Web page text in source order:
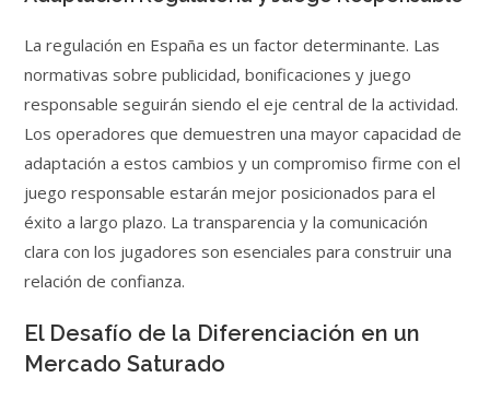
La regulación en España es un factor determinante. Las
normativas sobre publicidad, bonificaciones y juego
responsable seguirán siendo el eje central de la actividad.
Los operadores que demuestren una mayor capacidad de
adaptación a estos cambios y un compromiso firme con el
juego responsable estarán mejor posicionados para el
éxito a largo plazo. La transparencia y la comunicación
clara con los jugadores son esenciales para construir una
relación de confianza.
El Desafío de la Diferenciación en un
Mercado Saturado